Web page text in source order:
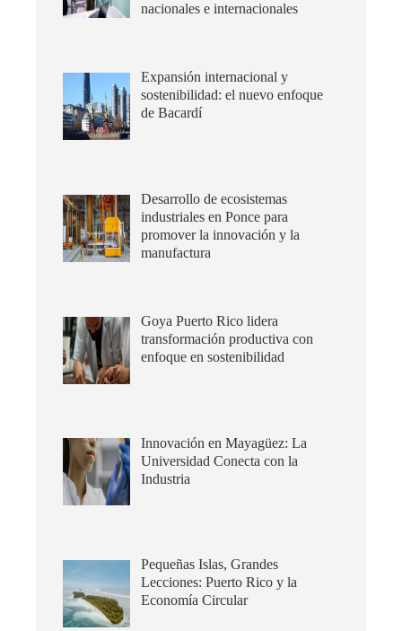
nacionales e internacionales
Expansión internacional y
sostenibilidad: el nuevo enfoque
de Bacardí
Desarrollo de ecosistemas
industriales en Ponce para
promover la innovación y la
manufactura
Goya Puerto Rico lidera
transformación productiva con
enfoque en sostenibilidad
Innovación en Mayagüez: La
Universidad Conecta con la
Industria
Pequeñas Islas, Grandes
Lecciones: Puerto Rico y la
Economía Circular